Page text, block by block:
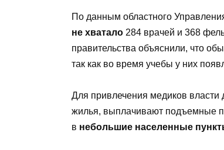
По данным областного
не хватало 284 врачей и 368
правительства объяснили, что
так как во время учебы у них
Для привлечения медиков власти
жилья, выплачивают подъемные
в небольшие населенные